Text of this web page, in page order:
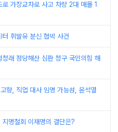
가장교차로 사고 차량 2대 매몰 1
터 휘발유 분신 협박 사건
래 정당해산 심판 청구 국민의힘 해
향, 직업 대사 임명 가능성, 윤석열
명철회 이재명의 결단은?